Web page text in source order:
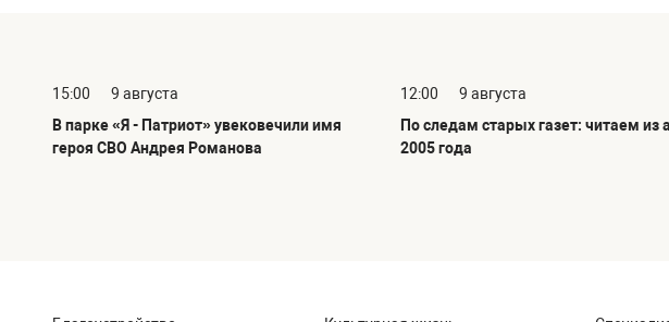
15:00
9 августа
В парке «Я - Патриот» увековечили имя
героя СВО Андрея Романова
12:00
9 августа
По следам старых газет: читаем из
2005 года